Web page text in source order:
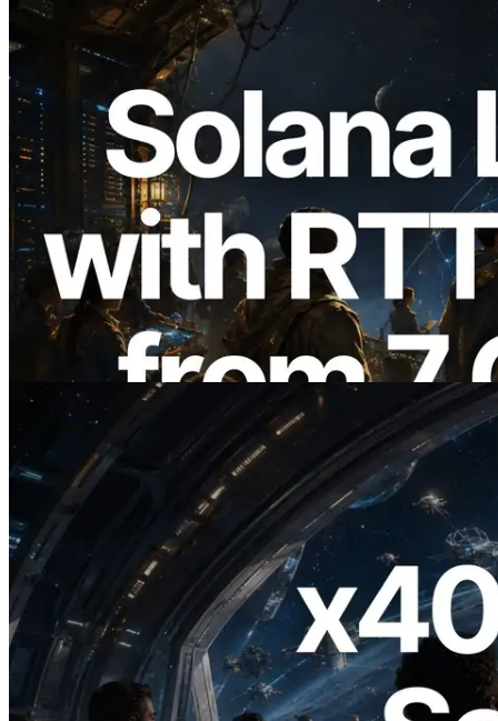
2026.08.05
ERPC ขยาย Solana Leader Slot API ด้วย
การวัด Ping จาก 7 Region ทั่วโลก พร้อม
เปิดตัว Validators Information API
2026.07.04
ERPC เปิดตัว Solana RPC ที่รองรับ x402